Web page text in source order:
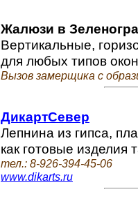
Жалюзи в
Вертикальные,
для любых типов
Вызов замерщика с
ДикартСевер
Лепнина из гипса,
как готовые изделия
тел.: 8-926-394-45-06
www.dikarts.ru